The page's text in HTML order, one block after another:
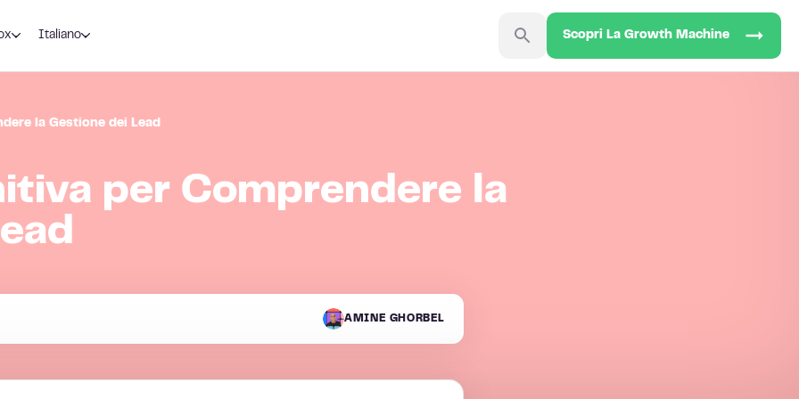
Italiano Scopri La Growth Machine
la Gestione dei Lead
per Comprendere la
AMINE GHORBEL